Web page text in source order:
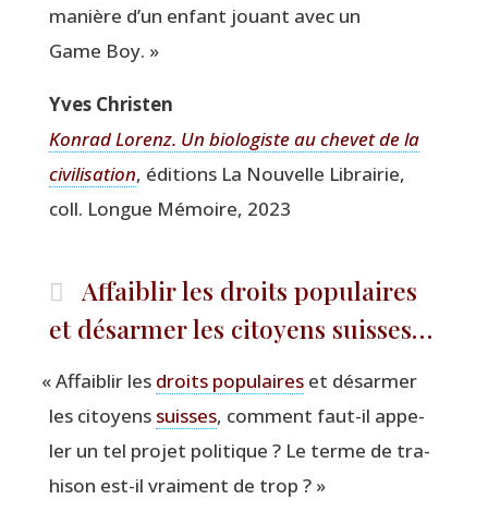
manière d’un enfant jouant avec un
Game Boy. »
Yves Chris­ten
Kon­rad Lorenz. Un bio­lo­giste au che­vet de la
civi­li­sa­tion, édi­tions La Nou­velle Librai­rie,
coll. Longue Mémoire, 2023
Affaiblir les droits populaires
et désarmer les citoyens suisses…
«Affai­blir les droits popu­laires et désar­mer
les citoyens suisses, com­ment faut-il appe­
ler un tel pro­jet poli­tique ? Le terme de tra­
hi­son est-il vrai­ment de trop ? »